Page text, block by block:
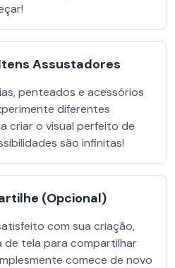
Assustadores
penteados e acessórios
diferentes
criar o visual perfeito de
são infinitas!
(Opcional)
com sua criação,
de tela para compartilhar
comece de novo